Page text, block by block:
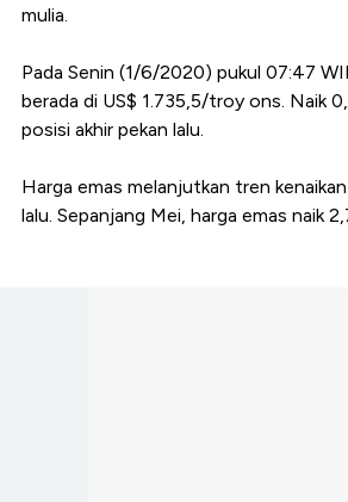
mulia.
Pada Senin (1/6/2020) pukul 07:47
berada di US$ 1.735,5/troy ons. Naik
posisi akhir pekan lalu.
Harga emas melanjutkan tren
lalu. Sepanjang Mei, harga emas naik